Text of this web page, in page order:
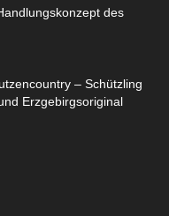
des
– Schützling
Erzgebirgsoriginal